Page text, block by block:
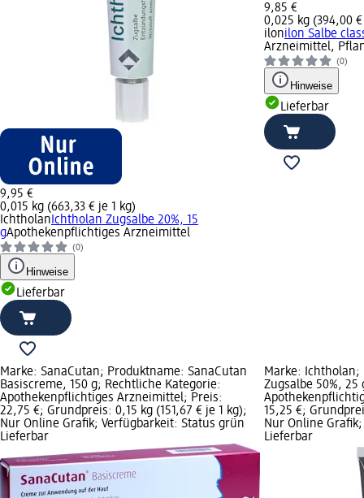
9,95 €
0,015 kg (663,33 € je 1 kg)
Ichtholan Ichtholan Zugsalbe 20%, 15
gApothekenpflichtiges Arzneimittel
(0)
Hinweise
Lieferbar
9,85 €
0,025 kg (394,00
ilonilon Salbe
Arzneimittel,
(0)
Hinweise
Lieferbar
Marke: SanaCutan; Produktname: SanaCutan
Basiscreme, 150 g; Rechtliche Kategorie:
Apothekenpflichtiges Arzneimittel; Preis:
22,75 €; Grundpreis: 0,15 kg (151,67 € je 1 kg);
Nur Online Grafik; Verfügbarkeit: Status grün
Lieferbar
Marke: Ichtholan;
Zugsalbe 50%,
15,25 €;
Nur Online
Lieferbar